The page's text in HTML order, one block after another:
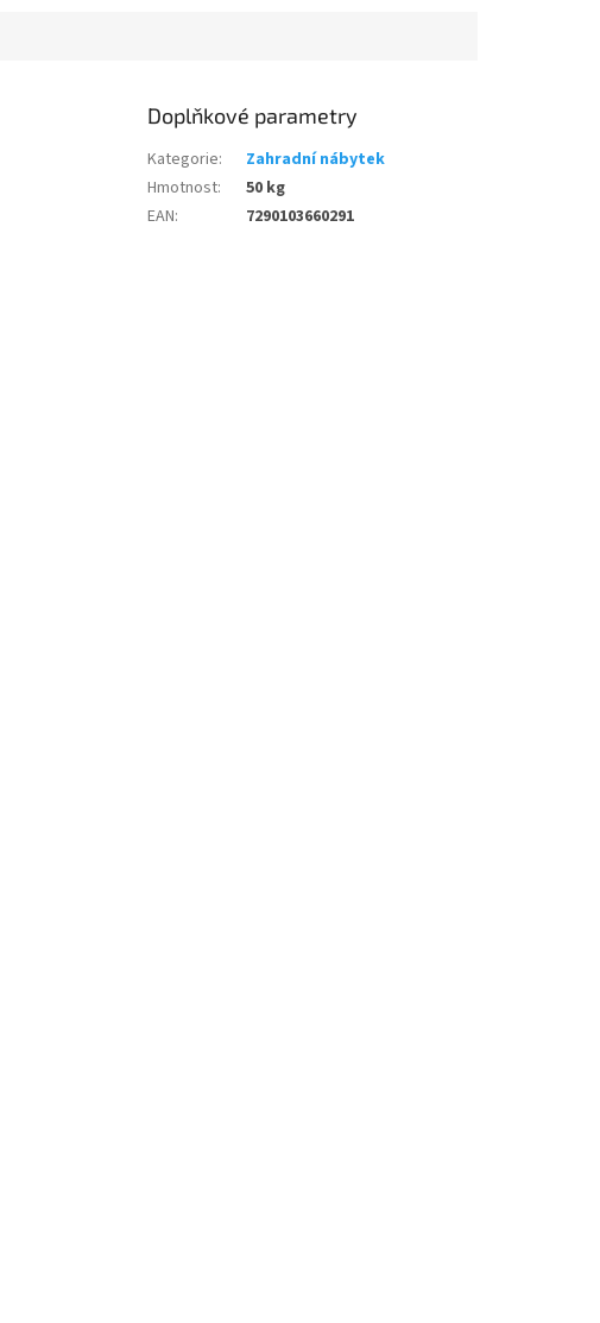
Doplňkové parametry
Kategorie:
Zahradní nábytek
Hmotnost:
50 kg
EAN: 7290103660291